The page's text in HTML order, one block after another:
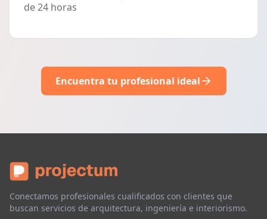
de 24 horas
Encuentra tu profesional ideal
Conectamos profesionales cualificados con clientes que
buscan servicios de arquitectura, ingeniería e interiorismo.